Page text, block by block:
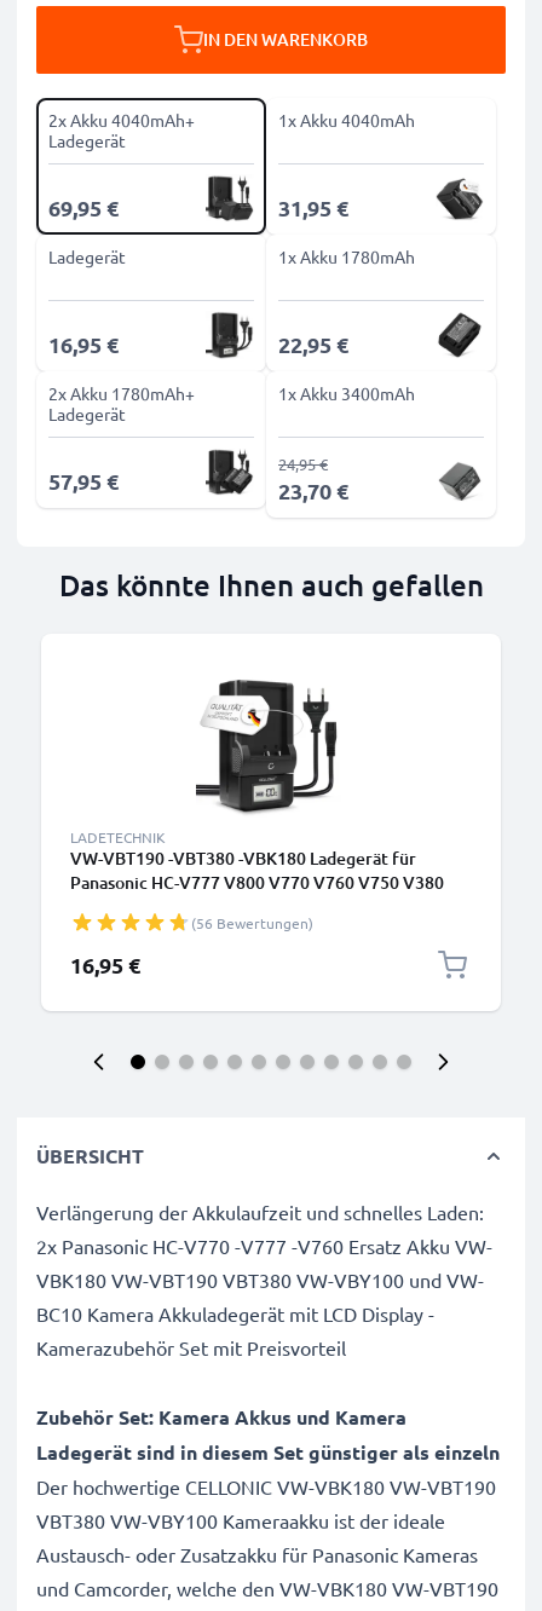
IN DEN WARENKORB
2x Akku 4040mAh+
Ladegerät
69,95 €
1x Akku 4040mAh
31,95 €
Ladegerät
16,95 €
1x Akku 1780mAh
22,95 €
2x Akku 1780mAh+
Ladegerät
57,95 €
1x Akku 3400mAh
23,70 €
24,95 €
Das könnte Ihnen auch gefallen
LADETECHNIK
VW-VBT190 -VBT380 -VBK180 Ladegerät für
Panasonic HC-V777 V800 V770 V760 V750 V380
Akkus von CELLONIC(56 Bewertungen)
16,95 €
ÜBERSICHT
Verlängerung der Akkulaufzeit und schnelles Laden:
2x Panasonic HC-V770 -V777 -V760 Ersatz Akku VW-
VBK180 VW-VBT190 VBT380 VW-VBY100 und VW-
BC10 Kamera Akkuladegerät mit LCD Display -
Kamerazubehör Set mit Preisvorteil
Zubehör Set: Kamera Akkus und Kamera
Ladegerät sind in diesem Set günstiger als einzeln
Der hochwertige CELLONIC VW-VBK180 VW-VBT190
VBT380 VW-VBY100 Kameraakku ist der ideale
Austausch- oder Zusatzakku für Panasonic Kameras
und Camcorder, welche den VW-VBK180 VW-VBT190